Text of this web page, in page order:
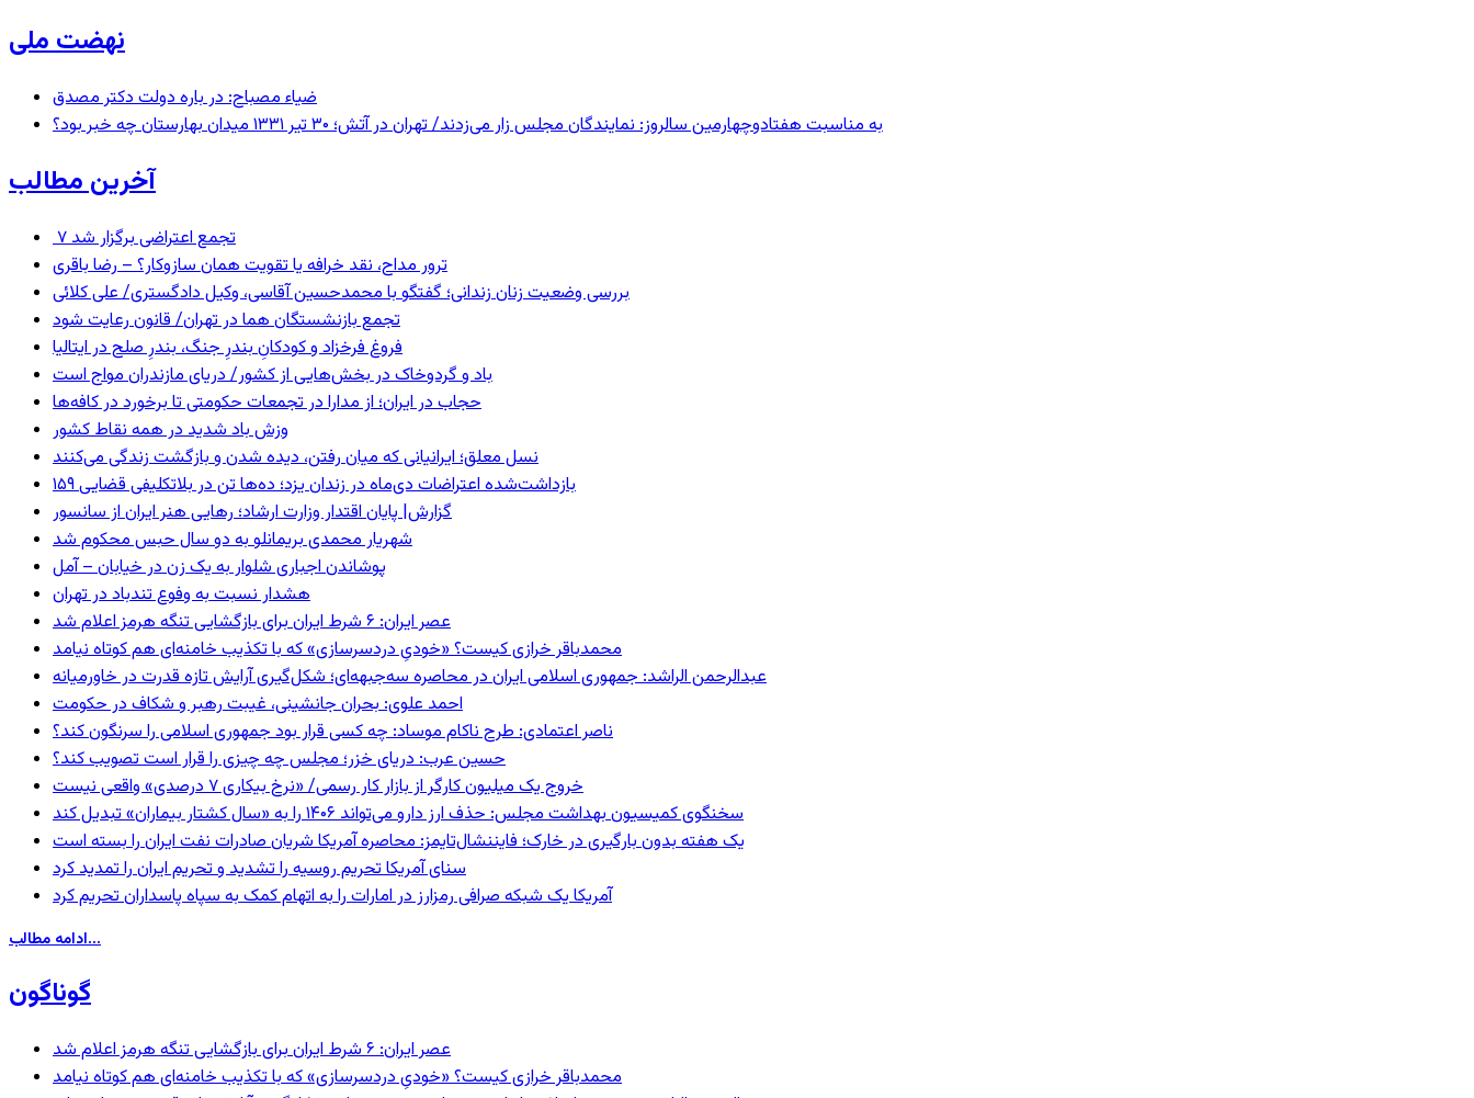
نهضت ملی
ضیاء مصباح: در باره دولت دکتر مصدق
به مناسبت هفتادوچهارمین سالروز: نمایندگان مجلس زار می‌زدند/ تهران در آتش؛ ۳۰ تیر ۱۳۳۱ میدان بهارستان چه خبر بود؟
آخرین مطالب
۷ تجمع اعتراضی برگزار شد
ترور مداح، نقد خرافه یا تقویت همان سازوکار؟ – رضا باقری
بررسی وضعیت زنان زندانی؛ گفتگو با محمدحسین آقاسی، وکیل دادگستری/ علی کلائی
تجمع بازنشستگان هما در تهران/ قانون رعایت شود
فروغ فرخزاد و کودکانِ بندرِ جنگ، بندرِ صلح در ایتالیا
باد و گردوخاک در بخش‌هایی از کشور/ دریای مازندران مواج است
حجاب در ایران؛ از مدارا در تجمعات حکومتی تا برخورد در کافه‌ها
وزش باد شدید در همه نقاط کشور
نسل معلق؛ ایرانیانی که میان رفتن، دیده شدن و بازگشت زندگی می‌کنند
۱۵۹ بازداشت‌شده اعتراضات دی‌ماه در زندان یزد؛ ده‌ها تن در بلاتکلیفی قضایی
گزارش| پایان اقتدار وزارت ارشاد؛ رهایی هنر ایران از سانسور
شهریار محمدی بریمانلو به دو سال حبس محکوم شد
پوشاندن اجباری شلوار به یک زن در خیابان – آمل
هشدار نسبت به وفوع تندباد در تهران
عصر ایران: ۶ شرط ایران برای بازگشایی تنگه هرمز اعلام شد
محمدباقر خرازی کیست؟ «خودیِ دردسرسازی» که با تکذیب خامنه‌ای هم کوتاه نیامد
عبدالرحمن الراشد: جمهوری اسلامی ایران در محاصره سه‌جبهه‌ای؛ شکل‌گیری آرایش تازه قدرت در خاورمیانه
احمد علوی: بحران جانشینی، غیبت رهبر و شکاف در حکومت
ناصر اعتمادی: طرح ناکام موساد: چه کسی قرار بود جمهوری اسلامی را سرنگون کند؟
حسین عرب: دریای خزر؛ مجلس چه چیزی را قرار است تصویب کند؟
خروج یک میلیون کارگر از بازار کار رسمی/ «نرخ بیکاری ۷ درصدی» واقعی نیست
سخنگوی کمیسیون بهداشت مجلس: حذف ارز دارو می‌تواند ۱۴۰۶ را به «سال کشتار بیماران» تبدیل کند
یک هفته بدون بارگیری در خارک؛ فایننشال‌تایمز: محاصره آمریکا شریان صادرات نفت ایران را بسته است
سنای آمریکا تحریم روسیه را تشدید و تحریم ایران را تمدید کرد
آمریکا یک شبکه صرافی رمزارز در امارات را به اتهام کمک به سپاه پاسداران تحریم کرد
ادامه مطالب...
گوناگون
عصر ایران: ۶ شرط ایران برای بازگشایی تنگه هرمز اعلام شد
محمدباقر خرازی کیست؟ «خودیِ دردسرسازی» که با تکذیب خامنه‌ای هم کوتاه نیامد